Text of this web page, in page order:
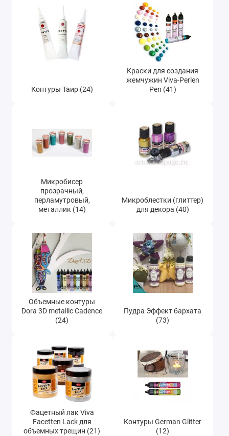
Пудра Эффект бархата (73)
Фацетный лак Viva Facetten Lack для
объемных трещин (21)
Контуры Таир (24)
Краски для создания
жемчужин Viva-Perlen
Pen (41)
Микробисер
прозрачный,
перламутровый,
металлик (14)
Микроблестки (глиттер)
для декора (40)
Объемные контуры
Dora 3D metallic Cadence
(24)
Пудра Эффект бархата
(73)
Фацетный лак Viva
Facetten Lack для
объемных трещин (21)
Контуры German Glitter
(12)